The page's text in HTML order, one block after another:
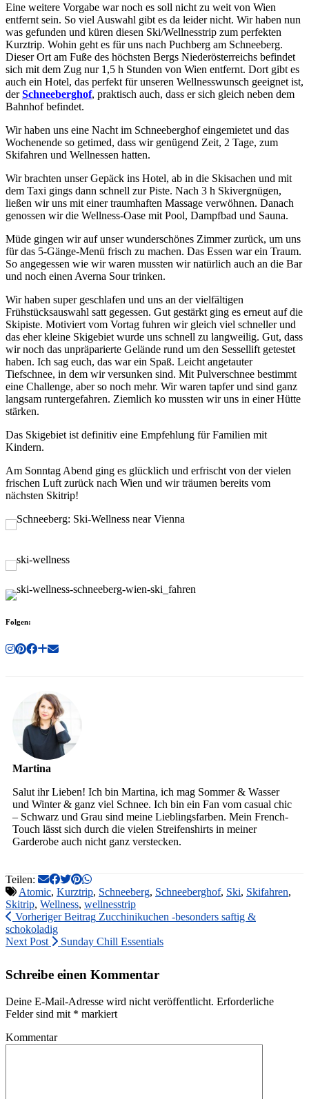
Eine weitere Vorgabe war noch es soll nicht zu weit von Wien
entfernt sein. So viel Auswahl gibt es da leider nicht. Wir haben nun
was gefunden und küren diesen Ski/Wellnesstrip zum perfekten
Kurztrip. Wohin geht es für uns nach Puchberg am Schneeberg.
Dieser Ort am Fuße des höchsten Bergs Niederösterreichs befindet
sich mit dem Zug nur 1,5 h Stunden von Wien entfernt. Dort gibt es
auch ein Hotel, das perfekt für unseren Wellnesswunsch geeignet ist,
derSchneeberghof, praktisch auch, dass er sich gleich neben dem
Bahnhof befindet.
Wir haben uns eine Nacht im Schneeberghof eingemietet und das
Wochenende so getimed, dass wir genügend Zeit, 2 Tage, zum
Skifahren und Wellnessen hatten.
Wir brachten unser Gepäck ins Hotel, ab in die Skisachen und mit
dem Taxi gings dann schnell zur Piste. Nach 3 h Skivergnügen,
ließen wir uns mit einer traumhaften Massage verwöhnen. Danach
genossen wir die Wellness-Oase mit Pool, Dampfbad und Sauna.
Müde gingen wir auf unser wunderschönes Zimmer zurück, um uns
für das 5-Gänge-Menü frisch zu machen. Das Essen war ein Traum.
So angegessen wie wir waren mussten wir natürlich auch an die Bar
und noch einen Averna Sour trinken.
Wir haben super geschlafen und uns an der vielfältigen
Frühstücksauswahl satt gegessen. Gut gestärkt ging es erneut auf die
Skipiste. Motiviert vom Vortag fuhren wir gleich viel schneller und
das eher kleine Skigebiet wurde uns schnell zu langweilig. Gut, dass
wir noch das unpräparierte Gelände rund um den Sessellift getestet
haben. Ich sag euch, das war ein Spaß. Leicht angetauter
Tiefschnee, in dem wir versunken sind. Mit Pulverschnee bestimmt
eine Challenge, aber so noch mehr. Wir waren tapfer und sind ganz
langsam runtergefahren. Ziemlich ko mussten wir uns in einer Hütte
stärken.
Das Skigebiet ist definitiv eine Empfehlung für Familien mit
Kindern.
Am Sonntag Abend ging es glücklich und erfrischt von der vielen
frischen Luft zurück nach Wien und wir träumen bereits vom
nächsten Skitrip!
Folgen:
Martina
Salut ihr Lieben! Ich bin Martina, ich mag Sommer & Wasser
und Winter & ganz viel Schnee. Ich bin ein Fan vom casual chic
– Schwarz und Grau sind meine Lieblingsfarben. Mein French-
Touch lässt sich durch die vielen Streifenshirts in meiner
Garderobe auch nicht ganz verstecken.
Teilen:
Atomic, Kurztrip, Schneeberg, Schneeberghof, Ski, Skifahren,
Skitrip, Wellness, wellnesstrip
Vorheriger Beitrag Zucchinikuchen -besonders saftig &
schokoladig
Next Post
Sunday Chill Essentials
Schreibe einen Kommentar
Deine E-Mail-Adresse wird nicht veröffentlicht. Erforderliche
Felder sind mit * markiert
Kommentar